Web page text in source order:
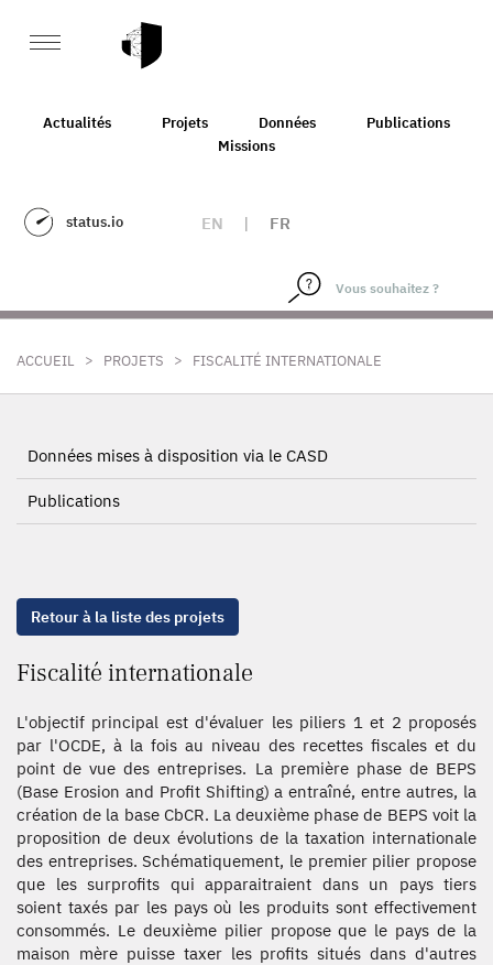
Actualités Projets Données
Publications
Missions
status.io EN | FR
ACCUEIL > PROJETS > FISCALITÉ INTERNATIONALE
Données mises à disposition via le CASD
Publications
Retour à la liste des projets
Fiscalité internationale
L'objectif principal est d'évaluer les piliers 1 et 2 proposés
par l'OCDE, à la fois au niveau des recettes fiscales et du
point de vue des entreprises. La première phase de BEPS
(Base Erosion and Profit Shifting) a entraîné, entre autres, la
création de la base CbCR. La deuxième phase de BEPS voit la
proposition de deux évolutions de la taxation internationale
des entreprises. Schématiquement, le premier pilier propose
que les surprofits qui apparaitraient dans un pays tiers
soient taxés par les pays où les produits sont effectivement
consommés. Le deuxième pilier propose que le pays de la
maison mère puisse taxer les profits situés dans d'autres